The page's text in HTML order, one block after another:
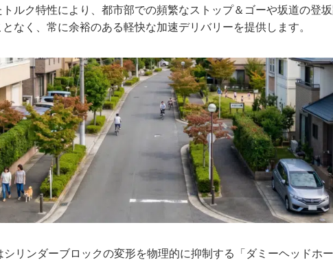
トルク特性により、都市部での頻繁なストップ＆ゴーや坂道の登
なく、常に余裕のある軽快な加速デリバリーを提供します。
リンダーブロックの変形を物理的に抑制する「ダミーヘッドホー